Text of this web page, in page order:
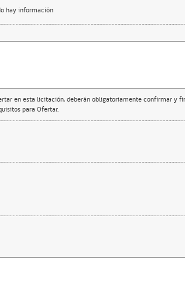
hay información
en esta licitación, deberán obligatoriamente confirmar y
para Ofertar.